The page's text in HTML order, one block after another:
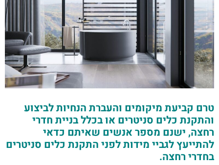
טרם קביעת מיקומים והעברת הנחיות לביצוע
והתקנת כלים סניטרים או בכלל בניית חדרי
רחצה, ישנם מספר אנשים שאיתם כדאי
להתייעץ לגביי מידות לפני התקנת כלים סניטרים
בחדרי רחצה.